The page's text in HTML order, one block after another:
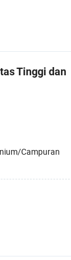
Tinggi dan
Campuran